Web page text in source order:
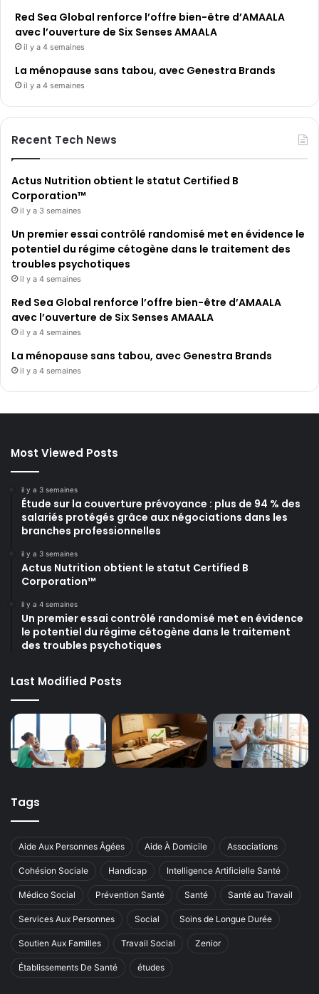
Red Sea Global renforce l’offre bien-être d’AMAALA
avec l’ouverture de Six Senses AMAALA
il y a 4 semaines
La ménopause sans tabou, avec Genestra Brands
il y a 4 semaines
Recent Tech News
Actus Nutrition obtient le statut Certified B
Corporation™
il y a 3 semaines
Un premier essai contrôlé randomisé met en évidence le
potentiel du régime cétogène dans le traitement des
troubles psychotiques
il y a 4 semaines
Red Sea Global renforce l’offre bien-être d’AMAALA
avec l’ouverture de Six Senses AMAALA
il y a 4 semaines
La ménopause sans tabou, avec Genestra Brands
il y a 4 semaines
Most Viewed Posts
il y a 3 semaines
Étude sur la couverture prévoyance : plus de 94 % des
salariés protégés grâce aux négociations dans les
branches professionnelles
il y a 3 semaines
Actus Nutrition obtient le statut Certified B
Corporation™
il y a 4 semaines
Un premier essai contrôlé randomisé met en évidence
le potentiel du régime cétogène dans le traitement
des troubles psychotiques
Last Modified Posts
Tags
Aide Aux Personnes Âgées Aide À Domicile Associations
Cohésion Sociale Handicap Intelligence Artificielle Santé
Médico Social Prévention Santé Santé Santé au Travail
Services Aux Personnes Social Soins de Longue Durée
Soutien Aux Familles Travail Social Zenior
Établissements De Santé études